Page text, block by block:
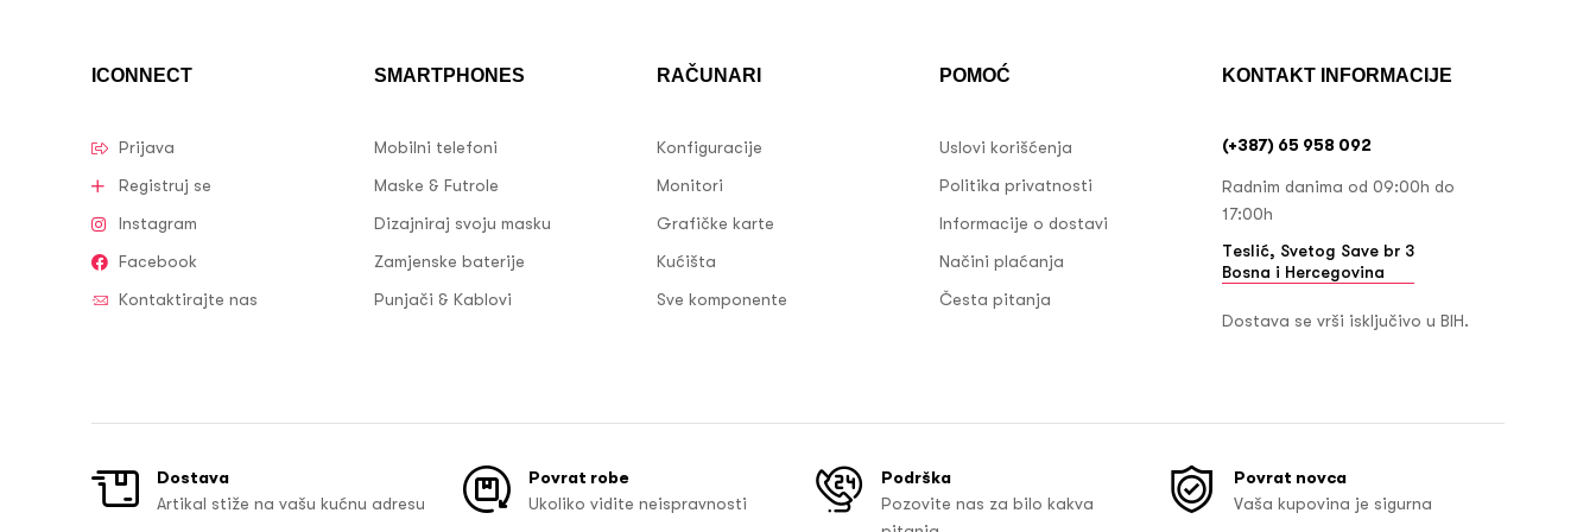
ICONNECT
Prijava
Registruj se
Instagram
Facebook
Kontaktirajte nas
SMARTPHONES
Mobilni telefoni
Maske & Futrole
Dizajniraj svoju masku
Zamjenske baterije
Punjači & Kablovi
RAČUNARI
Konfiguracije
Monitori
Grafičke karte
Kućišta
Sve komponente
POMOĆ
Uslovi korišćenja
Politika privatnosti
Informacije o dostavi
Načini plaćanja
Česta pitanja
KONTAKT INFORMACIJE
(+387) 65 958 092
Radnim danima od 09:00h do
17:00h
Teslić, Svetog Save br 3
Bosna i Hercegovina
Dostava se vrši isključivo u BIH.
Dostava
Artikal stiže na vašu kućnu adresu
Povrat robe
Ukoliko vidite neispravnosti
Podrška
Pozovite nas za bilo kakva
Povrat novca
Vaša kupovina je sigurna